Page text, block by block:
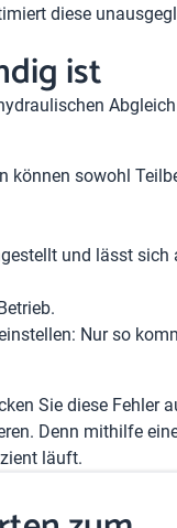
diese
ist
können sowohl
und lässt sich
Nur so
Sie diese Fehler
Denn mithilfe
läuft.